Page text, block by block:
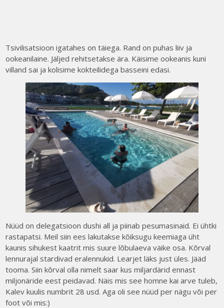
Tsivilisatsioon igatahes on täiega. Rand on puhas liiv ja
ookeanilaine. Jäljed rehitsetakse ära. Käisime ookeanis kuni
villand sai ja kolisime kokteilidega basseini edasi.
Nüüd on delegatsioon dushi all ja piinab pesumasinaid. Ei ühtki
rastapatsi. Meil siin ees lakutakse kõiksugu keemiaga üht
kaunis sihukest kaatrit mis suure lõbulaeva väike osa. Kõrval
lennurajal stardivad eralennukid. Learjet läks just üles. Jääd
tooma. Siin kõrval olla nimelt saar kus miljardärid ennast
miljonäride eest peidavad. Näis mis see homne kai arve tuleb,
Kalev kuulis numbrit 28 usd. Aga oli see nüüd per nägu või per
foot või mis:)